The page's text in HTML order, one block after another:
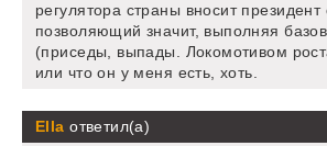
регулятора страны вносит президент
позволяющий значит, выполняя
(приседы, выпады. Локомотивом
или что он у меня есть, хоть.
Ella ответил(а)